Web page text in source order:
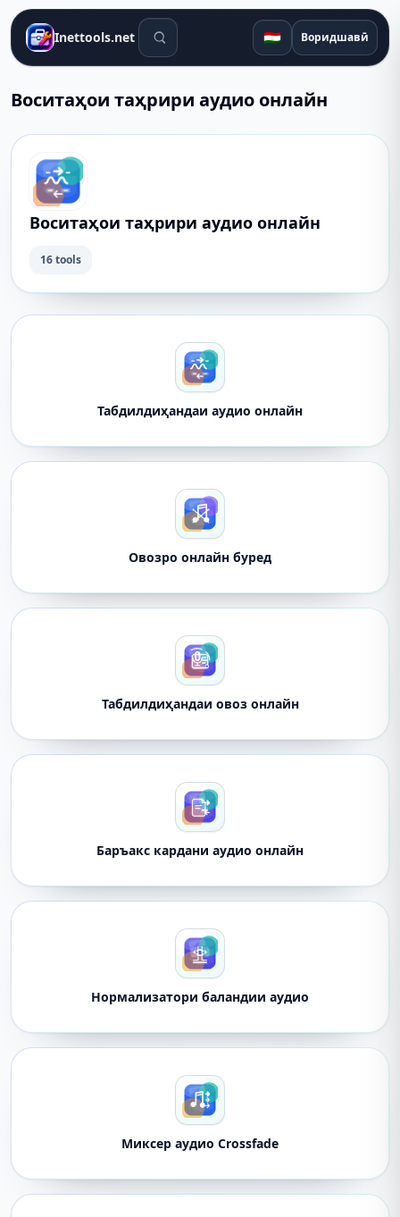
Inettools.net Воситаҳои ҷустуҷӯ🇹🇯 Воридшавӣ
Воситаҳои таҳрири аудио онлайн
Воситаҳои таҳрири аудио онлайн
16 tools
Табдилдиҳандаи аудио онлайн
Овозро онлайн буред
Табдилдиҳандаи овоз онлайн
Баръакс кардани аудио онлайн
Нормализатори баландии аудио
Миксер аудио Crossfade